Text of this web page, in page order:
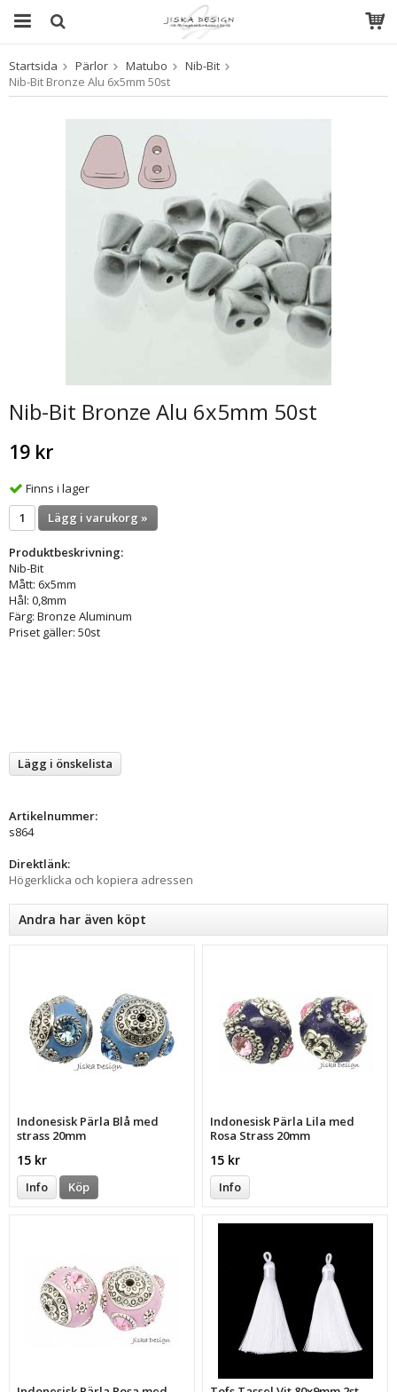
Produkten har blivit tillagd i varukorgen
Startsida Pärlor Matubo
Nib-Bit
Nib-Bit Bronze Alu 6x5mm 50st
Nib-Bit Bronze Alu 6x5mm 50st
19 kr
Finns i lager
Lägg i varukorg »
Produktbeskrivning:
Nib-Bit
Mått: 6x5mm
Hål: 0,8mm
Färg: Bronze Aluminum
Priset gäller: 50st
Lägg i önskelista
Artikelnummer:
s864
Direktlänk:
Högerklicka och kopiera adressen
Andra har även köpt
Indonesisk Pärla Blå med
strass 20mm
15 kr
Info Köp
Indonesisk Pärla Lila med
Rosa Strass 20mm
15 kr
Info